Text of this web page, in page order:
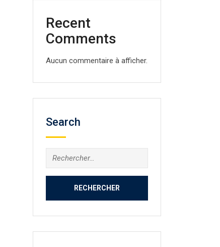
Recent
Comments
Aucun commentaire à afficher.
Search
Rechercher :